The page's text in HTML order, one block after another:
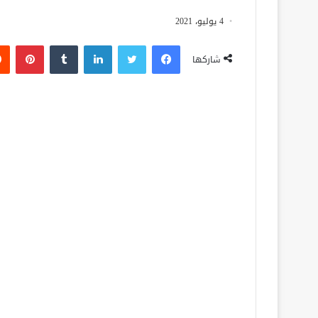
4 يوليو، 2021
شاركها
فيسبوك لينكدإن بينتيريست